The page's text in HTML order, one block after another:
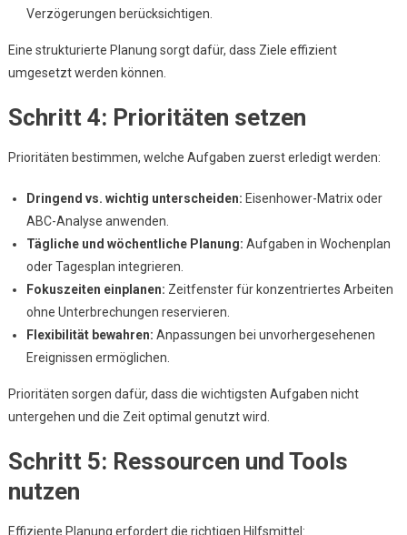
Verzögerungen berücksichtigen.
Eine strukturierte Planung sorgt dafür, dass Ziele effizient
umgesetzt werden können.
Schritt 4: Prioritäten setzen
Prioritäten bestimmen, welche Aufgaben zuerst erledigt werden:
Dringend vs. wichtig unterscheiden: Eisenhower-Matrix oder
ABC-Analyse anwenden.
Tägliche und wöchentliche Planung: Aufgaben in Wochenplan
oder Tagesplan integrieren.
Fokuszeiten einplanen: Zeitfenster für konzentriertes Arbeiten
ohne Unterbrechungen reservieren.
Flexibilität bewahren: Anpassungen bei unvorhergesehenen
Ereignissen ermöglichen.
Prioritäten sorgen dafür, dass die wichtigsten Aufgaben nicht
untergehen und die Zeit optimal genutzt wird.
Schritt 5: Ressourcen und Tools
nutzen
Effiziente Planung erfordert die richtigen Hilfsmittel: